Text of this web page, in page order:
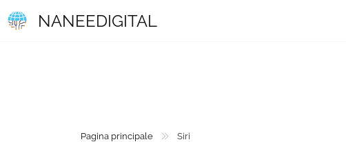
NANEEDIGITAL
Pagina principale Siri